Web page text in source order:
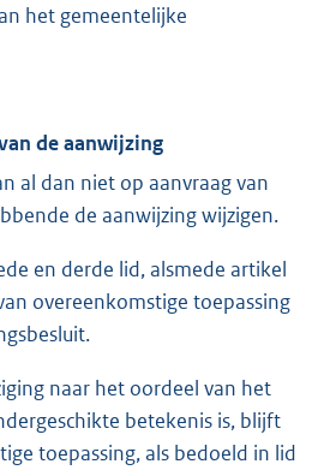
het gemeentelijke
de aanwijzing
al dan niet op aanvraag van
de aanwijzing wijzigen.
en derde lid, alsmede artikel
overeenkomstige toepassing
naar het oordeel van het
betekenis is, blijft
toepassing, als bedoeld in lid